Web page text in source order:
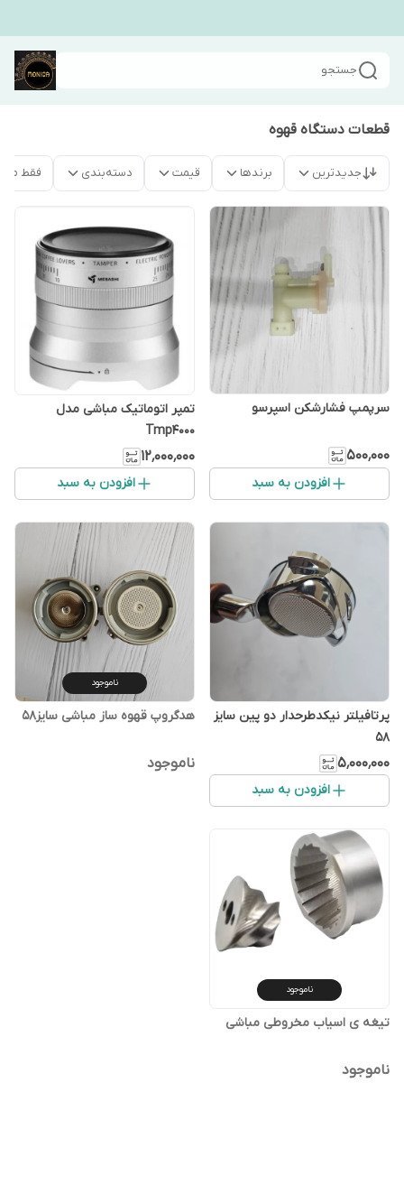
جستجو
قطعات دستگاه قهوه
جدیدترین برندها قیمت دسته‌بندی فقط
سرپمپ فشارشکن اسپرسو
۵۰۰٬۰۰۰
افزودن به سبد
تمپر اتوماتیک مباشی مدل
Tmp4000
۱۲٬۰۰۰٬۰۰۰
افزودن به سبد
پرتافیلتر نیکدطرحدار دو پین سایز
58
۵٬۰۰۰٬۰۰۰
افزودن به سبد
ناموجود
هدگروپ قهوه ساز مباشی سایز۵۸
ناموجود
ناموجود
تیغه ی اسیاب مخروطی مباشی
ناموجود